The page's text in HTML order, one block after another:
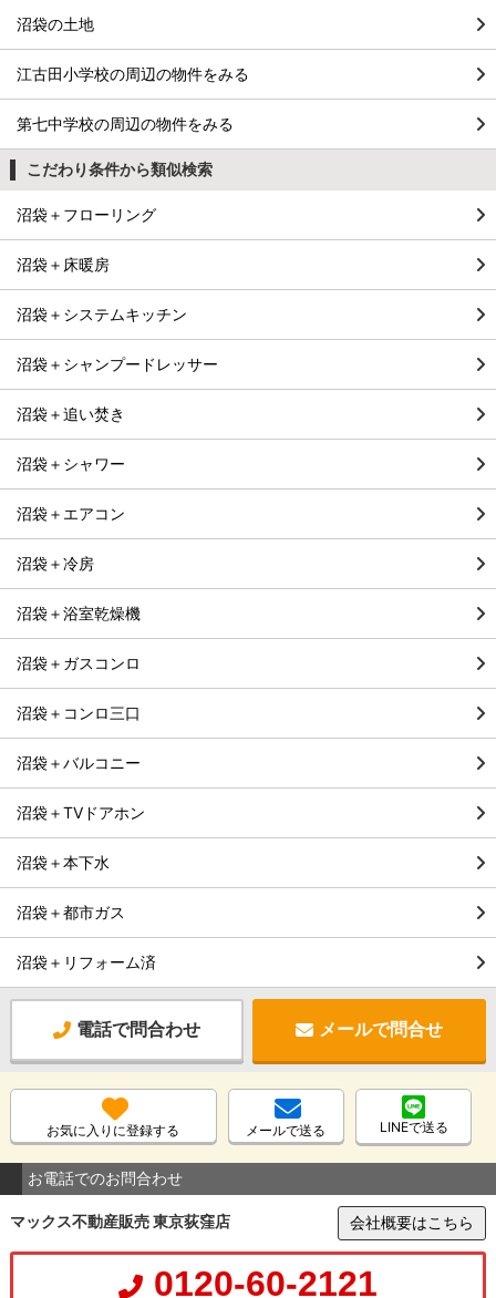
沼袋の土地
江古田小学校の周辺の物件をみる
第七中学校の周辺の物件をみる
こだわり条件から類似検索
沼袋＋フローリング
沼袋＋床暖房
沼袋＋システムキッチン
沼袋＋シャンプードレッサー
沼袋＋追い焚き
沼袋＋シャワー
沼袋＋エアコン
沼袋＋冷房
沼袋＋浴室乾燥機
沼袋＋ガスコンロ
沼袋＋コンロ三口
沼袋＋バルコニー
沼袋＋TVドアホン
沼袋＋本下水
沼袋＋都市ガス
沼袋＋リフォーム済
電話で問合わせ メールで問合せ
お気に入りに登録する メールで送る LINEで送る
お電話でのお問合わせ
マックス不動産販売 東京荻窪店 会社概要はこちら
0120-60-2121